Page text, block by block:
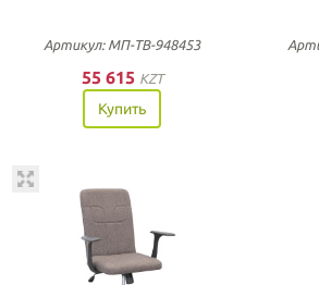
Артикул: МП-ТВ-948453
55 615 KZT
Купить